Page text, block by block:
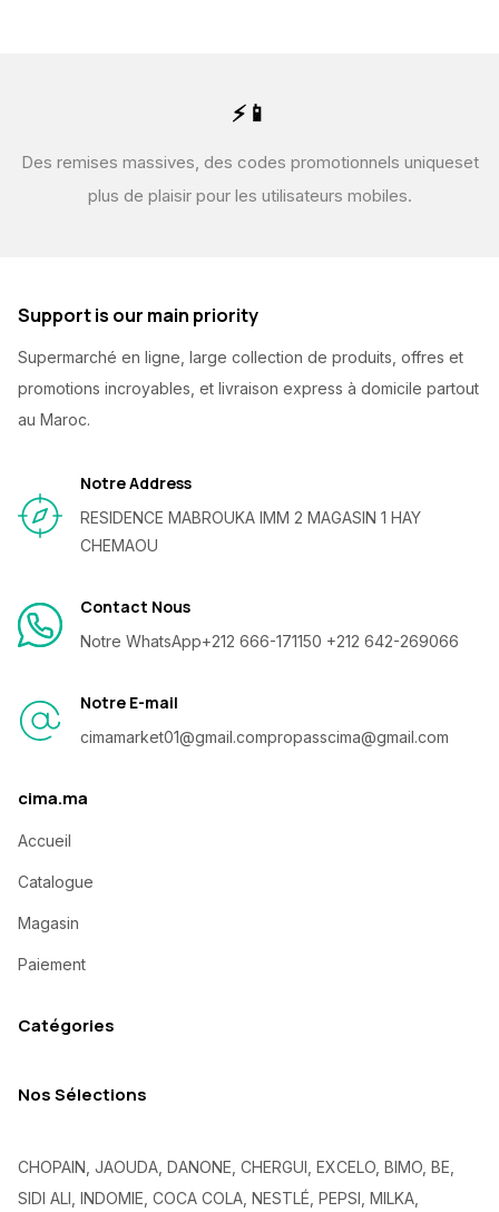
⚡📱
Des remises massives, des codes promotionnels uniqueset
plus de plaisir pour les utilisateurs mobiles.
Support is our main priority
Supermarché en ligne, large collection de produits, offres et
promotions incroyables, et livraison express à domicile partout
au Maroc.
Notre Address
RESIDENCE MABROUKA IMM 2 MAGASIN 1 HAY
CHEMAOU
Contact Nous
Notre WhatsApp+212 666-171150 +212 642-269066
Notre E-mail
cimamarket01@gmail.compropasscima@gmail.com
cima.ma
Accueil
Catalogue
Magasin
Paiement
Catégories
Nos Sélections
CHOPAIN, JAOUDA, DANONE, CHERGUI, EXCELO, BIMO, BE,
SIDI ALI, INDOMIE, COCA COLA, NESTLÉ, PEPSI, MILKA,